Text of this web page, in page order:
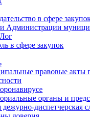
в сфере
Администрации
в сфере закупок
правовые акты
органы и
дежурно-диспетчерская